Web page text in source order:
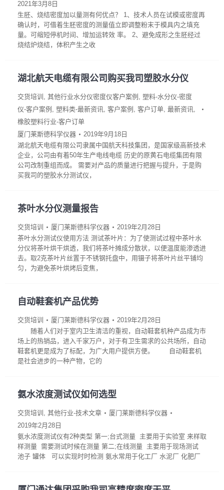
2021年3月8日
生胚、烧结密度加以量测有何优点？ 1、技术人员在试模或密度再
确认时，可借着生胚密度的测量值立即调整粉末于模具内之填充
量。可缩短停机时间、增加运转效 率。 2、避免成形之生胚经过
烧结炉烧结，体积产生之收
湖北航天电缆有限公司购买我司塑胶水分仪
交货培训 , 其他行业水分仪密度仪客户案例 , 塑料-水分仪-密度
仪-客户案例 , 塑料类-最新资讯, 客户案例 , 客户订单, 最新资讯,
橡胶塑料行业-客户订单
厦门莱斯德科学仪器
2019年9月18日
湖北航天电缆有限公司隶属中国航天科技集团，是国家级高新技术
企业，公司由有着50年生产电线电缆 历史的原黄石电缆集团有限
公司改制重组而成。 需要对产品的质量进行把握与提升，于是购
买我司的塑胶水分测试仪，
茶叶水分仪测量报告
交货培训 厦门莱斯德科学仪器
2019年2月28日
茶叶水分测试仪使用方法 测试茶叶片：为了使测试过程中茶叶水
分仪将茶叶烘干烘透，我们将茶叶摊成分散状，以便温度能渗透进
去。取2克茶叶片丝置于不锈钢托盘中，用镊子将茶叶片丝平铺均
匀，为避免茶叶烘烤后变焦，
自动鞋套机产品优势
交货培训 厦门莱斯德科学仪器
2019年2月28日
随着人们对于室内卫生清洁的重视，自动鞋套机种产品成为市
场上的热销品，进入千家万户，对于有卫生需求的公共场所，自动
鞋套机更是成为了标配，为广大用户提供方便。 自动鞋套机
是社会进步的一种产物，它的
氨水浓度测试仪如何选型
交货培训 , 其他行业-技术文章
厦门莱斯德科学仪器
2019年2月28日
氨水浓度测试仪有2种类型 第一;台式测量 主要用于实验室 来样取
样测量 需要测试时候在测量 第二;在线测量 主要用于现场测试
池子 罐体 可以实现时时检测 氨水常用于化工厂 水泥厂 化肥厂